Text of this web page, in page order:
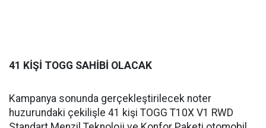
41 KİŞİ TOGG SAHİBİ OLACAK
Kampanya sonunda gerçekleştirilecek noter
huzurundaki çekilişle 41 kişi TOGG T10X V1 RWD